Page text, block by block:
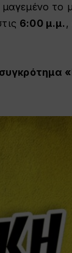
μαγεμένο
6:00 μ.μ.,
συγκρότημα